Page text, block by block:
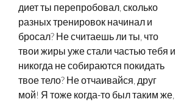
диет ты перепробовал, сколько
разных тренировок начинал и
бросал? Не считаешь ли ты, что
твои жиры уже стали частью тебя и
никогда не собираются покидать
твое тело? Не отчаивайся, друг
мой! Я тоже когда-то был таким же,